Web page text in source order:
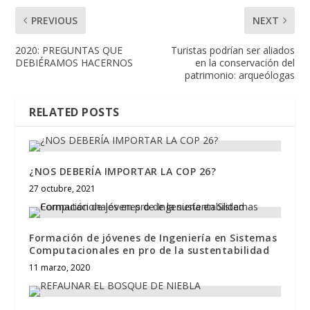
PREVIOUS
2020: PREGUNTAS QUE
DEBIÉRAMOS HACERNOS
NEXT
Turistas podrían ser aliados
en la conservación del
patrimonio: arqueólogas
RELATED POSTS
¿NOS DEBERÍA IMPORTAR LA COP 26?
27 octubre, 2021
Formación de jóvenes de Ingeniería en Sistemas
Computacionales en pro de la sustentabilidad
11 marzo, 2020